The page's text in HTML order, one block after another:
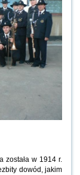
została w 1914 r.
dowód, jakim